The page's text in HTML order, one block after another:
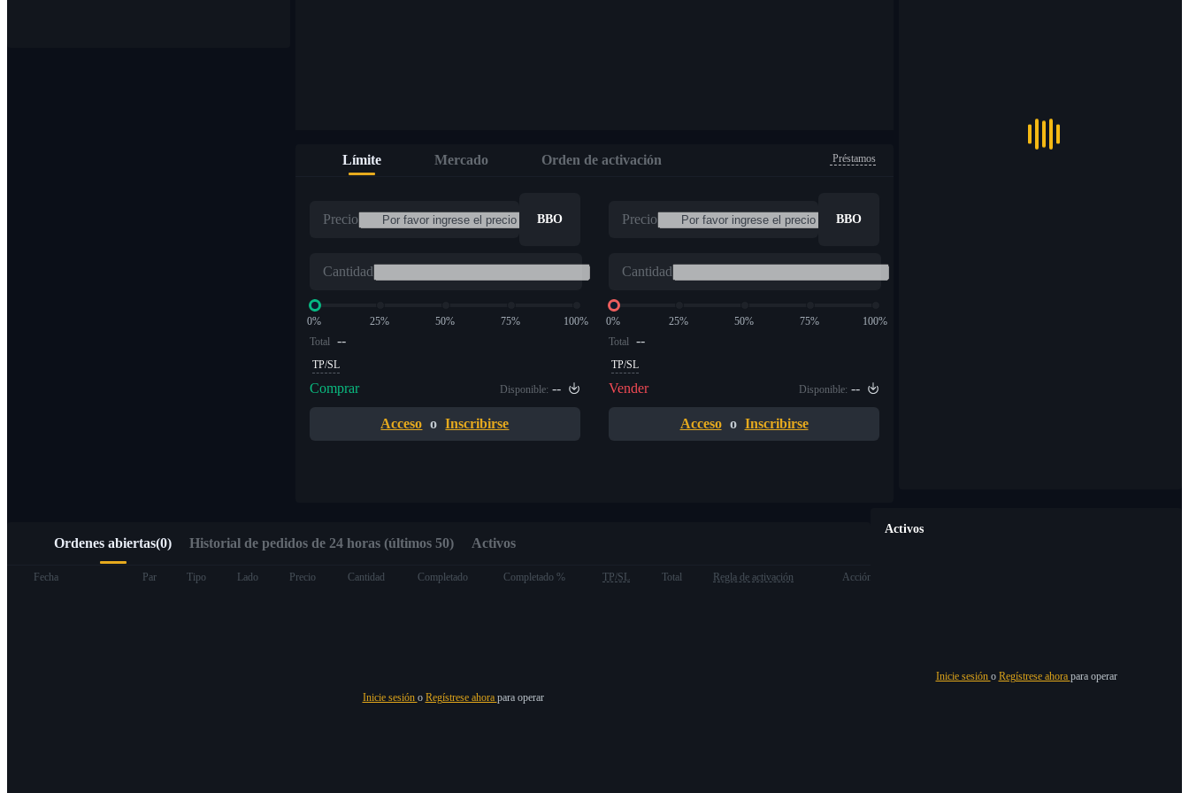
Comercio de criptomonedas a múltiplos apalancados
Futuros
Límite Mercado Orden de activación Préstamos
Precio BBO
Cantidad
0% 25% 50% 75%
100%
Total --
TP/SL
Comprar Disponible: --
Acceso o Inscribirse
Precio BBO
Cantidad
0% 25% 50% 75%
100%
Total --
TP/SL
Vender Disponible: --
Acceso o Inscribirse
Ordenes abiertas(0) Historial de pedidos de 24 horas (últimos 50) Activos
Fecha Par Tipo Lado Precio Cantidad Completado Completado % TP/SL Total Regla de activación Acción
Inicie sesión o Regístrese ahora para operar
Activos
Inicie sesión o Regístrese ahora para operar